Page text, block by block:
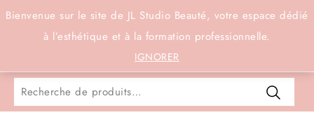
Bienvenue sur le site de JL Studio Beauté, votre espace dédié
à l’esthétique et à la formation professionnelle.
IGNORER
Connexion